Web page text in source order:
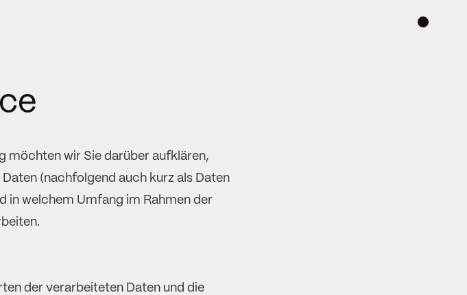
möchten wir Sie darüber aufklären,
(nachfolgend auch kurz als Daten
in welchem Umfang im Rahmen der
der verarbeiteten Daten und die